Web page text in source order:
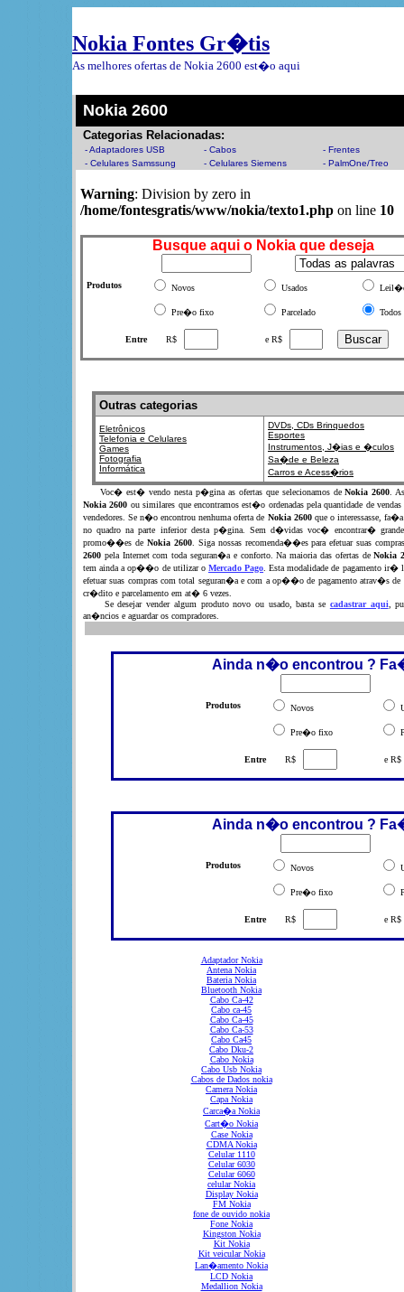
Nokia Fontes Gr�tis
As melhores ofertas de Nokia 2600 est�o aqui
Nokia 2600
Categorias Relacionadas:
- Adaptadores USB - Cabos
- Frentes
- Celulares Samssung
- Celulares Siemens - PalmOne/Treo
Warning: Division by zero in
/home/fontesgratis/www/nokia/texto1.php on line 10
Busque aqui o Nokia que deseja
Produtos Novos Usados
Pre�o fixo Parcelado Todos
Entre R$ e R$
Outras categorias
Eletrônicos
Telefonia e Celulares
Games
Fotografia
Informática
DVDs, CDs Brinquedos
Esportes
Instrumentos, J�ias e �culos
Sa�de e Beleza
Carros e Acess�rios
Voc� est� vendo nesta p�gina as ofertas que selecionamos deNokia 2600 .
Nokia 2600 ou similares que encontramos est�o ordenadas pela quantidade de vendas
vendedores. Se n�o encontrou nenhuma oferta de Nokia 2600que o interessasse, fa�a
no quadro na parte inferior desta p�gina. Sem d�vidas voc� encontrar�
promo��es de Nokia 2600. Siga nossas recomenda��es para efetuar suas
2600 pela Internet com toda seguran�a e conforto. Na maioria das ofertas deNokia
tem ainda a op��o de utilizar o Mercado Pago . Esta modalidade de pagamento ir�
efetuar suas compras com total seguran�a e com a op��o de pagamento atrav�s de
cr�dito e parcelamento em at� 6 vezes.
Se desejar vender algum produto novo ou usado, basta se cadastrar aqui,
an�ncios e aguardar os compradores.
Ainda n�o encontrou ?
Produtos Novos
Pre�o fixo
Entre R$ e R$
Ainda n�o encontrou ?
Produtos Novos
Pre�o fixo
Entre R$ e R$
Adaptador Nokia
Antena Nokia
Bateria Nokia
Bluetooth Nokia
Cabo Ca-42
Cabo ca-45
Cabo Ca-45
Cabo Ca-53
Cabo Ca45
Cabo Dku-2
Cabo Nokia
Cabo Usb Nokia
Cabos de Dados nokia
Camera Nokia
Capa Nokia
Carca�a Nokia
Cart�o Nokia
Case Nokia
CDMA Nokia
Celular 1110
Celular 6030
Celular 6060
celular Nokia
Display Nokia
FM Nokia
fone de ouvido nokia
Fone Nokia
Kingston Nokia
Kit Nokia
Kit veicular Nokia
Lan�amento Nokia
LCD Nokia
Medallion Nokia